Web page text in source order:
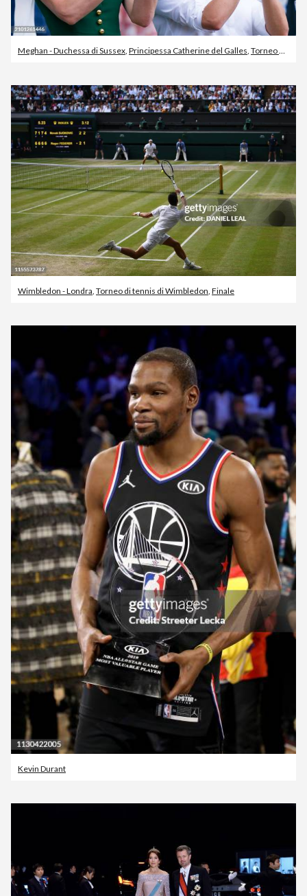
Meghan - Duchessa di Sussex, Principessa Catherine del Galles, Torneo di tennis di Wimbledon
Wimbledon - Londra Torneo di tennis di Wimbledon Finale
Kevin Durant